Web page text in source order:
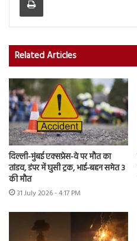
Related Articles
दिल्ली-मुंबई एक्सप्रेस-वे पर मौत का
तांडव, डंपर में घुसी ट्रक, भाई-बहन समेत 3
की मौत
31 July 2026 - 4:17 PM